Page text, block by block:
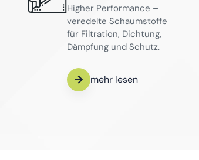
Higher Performance –
veredelte Schaumstoffe
für Filtration, Dichtung,
Dämpfung und Schutz.
mehr lesen